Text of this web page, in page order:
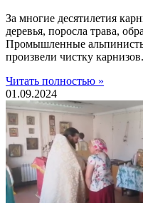
За многие десятилетия
деревья, поросла трава,
Промышленные
произвели чистку
Читать полностью »
01.09.2024